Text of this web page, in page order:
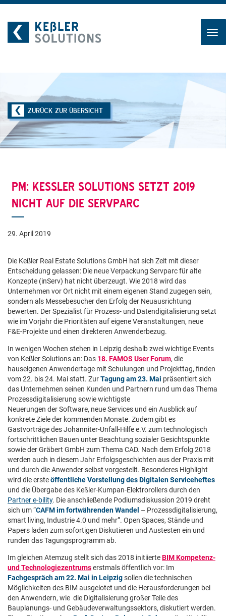
ZURÜCK ZUR ÜBERSICHT
PM: KESSLER SOLUTIONS SETZT 2019 N
ICHT AUF DIE SERVPARC
29. April 2019
Die Keßler Real Estate Solutions GmbH hat sich Zeit mit dieser
Entscheidung gelassen: Die neue Verpackung Servparc für alte
Konzepte (inServ) hat nicht überzeugt. Wie 2018 wird das
Unternehmen vor Ort nicht mit einem eigenen Stand zugegen sein,
sondern als Messebesucher den Erfolg der Neuausrichtung
bewerten. Der Spezialist für Prozess- und Datendigitalisierung setzt
wie im Vorjahr die Prioritäten auf eigene Veranstaltungen, neue
F&E-Projekte und einen direkteren Anwenderbezug.
In wenigen Wochen stehen in Leipzig deshalb zwei wichtige Events
von Keßler Solutions an: Das 18. FAMOS User Forum, die
hauseigenen Anwendertage mit Schulungen und Projekttag, finden
vom 22. bis 24. Mai statt. ZurTagung am 23. Mai präsentiert sich
das Unternehmen seinen Kunden und Partnern rund um das Thema
Prozessdigitalisierung sowie wichtigste
Neuerungen der Software, neue Services und ein Ausblick auf
konkrete Ziele der kommenden Monate. Zudem gibt es
Gastvorträge des Johanniter-Unfall-Hilfe e.V. zum technologisch
fortschrittlichen Bauen unter Beachtung sozialer Gesichtspunkte
sowie der Gräbert GmbH zum Thema CAD. Nach dem Erfolg 2018
werden auch in diesem Jahr Erfolgsgeschichten aus der Praxis mit
und durch die Anwender selbst vorgestellt. Besonderes Highlight
wird die ersteöffentliche Vorstellung des Digitalen Serviceheftes
und die Übergabe des Keßler-Kumpan-Elektrorollers durch den
Partner e-bility. Die anschließende Podiumsdiskussion 2019 dreht
sich um “CAFM im fortwährenden Wandel – Prozessdigitalisierung,
smart living, Industrie 4.0 und mehr”. Open Spaces, Stände und
Papers laden zum sofortigen Diskutieren und Austesten ein und
runden das Tagungsprogramm ab.
Im gleichen Atemzug stellt sich das 2018 initiierteBIM Kompetenz-
und Technologiezentrumserstmals öffentlich vor: Im
Fachgespräch am 22. Mai in Leipzigsollen die technischen
Möglichkeiten des BIM ausgelotet und die Herausforderungen bei
den Anwendern, wie die Digitalisierung großer Teile des
Bauplanungs- und Gebäudeverwaltungssektors, diskutiert werden.